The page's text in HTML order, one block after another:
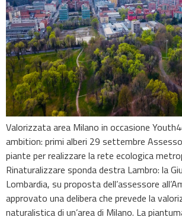
Valorizzata area Milano in occasione
ambition: primi alberi 29 settembre
piante per realizzare la rete ecologica
Rinaturalizzare sponda destra Lambro: la
Lombardia, su proposta dell’assessore
approvato una delibera che prevede la
naturalistica di un’area di Milano. La